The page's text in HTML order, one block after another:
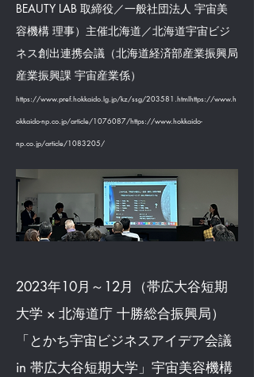
BEAUTY LAB 取締役／一般社団法人 宇宙美
容機構 理事）主催北海道／北海道宇宙ビジ
ネス創出連携会議（北海道経済部産業振興局
産業振興課 宇宙産業係）
https://www.pref.hokkaido.lg.jp/kz/ssg/203581.htmlhttps://www.h
okkaido-np.co.jp/article/1076087/https://www.hokkaido-
np.co.jp/article/1083205/
2023年10月～12月（帯広大谷短期
大学 × 北海道庁 十勝総合振興局）
「とかち宇宙ビジネスアイデア会議
in 帯広大谷短期大学」宇宙美容機構